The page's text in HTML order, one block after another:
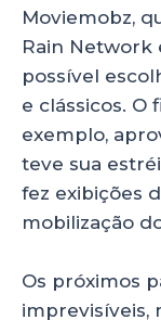
Moviemobz,
Rain Network
possível
e clássicos. O
exemplo,
teve sua
fez exibições
mobilização
Os próximos
imprevisíveis,